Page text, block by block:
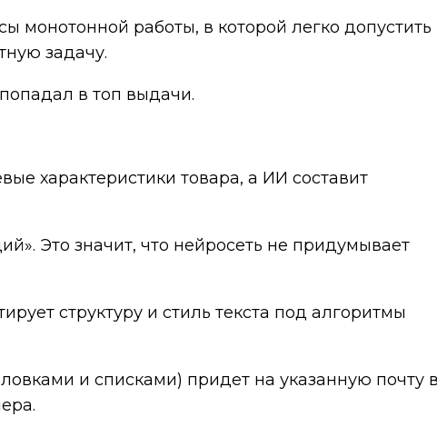
монотонной работы, в которой легко допустить
задачу.
в топ выдачи.
характеристики товара, а ИИ составит
Это значит, что нейросеть не придумывает
структуру и стиль текста под алгоритмы
и списками) придет на указанную почту